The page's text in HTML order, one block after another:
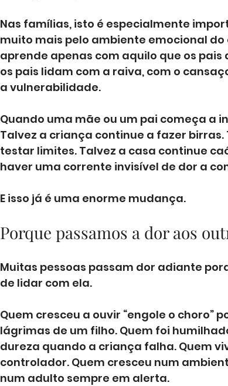
Nas famílias, isto é especialmente
muito mais pelo ambiente emocional do
aprende apenas com aquilo que os
os pais lidam com a raiva, com o
a vulnerabilidade.
Quando uma mãe ou um pai começa a
Talvez a criança continue a fazer
testar limites. Talvez a casa continue
haver uma corrente invisível de dor a
E isso já é uma enorme mudança.
Porque passamos a dor aos
Muitas pessoas passam dor adiante
de lidar com ela.
Quem cresceu a ouvir “engole o choro”
lágrimas de um filho. Quem foi
dureza quando a criança falha. Quem
controlador. Quem cresceu num
num adulto sempre em alerta.